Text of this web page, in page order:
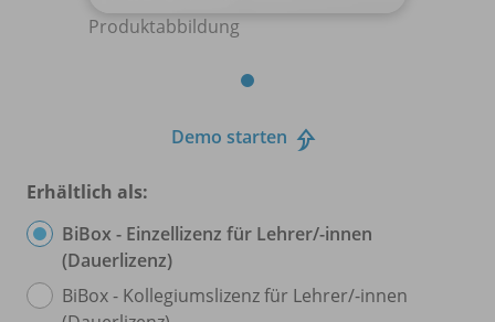
Produktabbildung
Demo starten
Erhältlich als:
BiBox - Einzellizenz für Lehrer/-innen
(Dauerlizenz)
BiBox - Kollegiumslizenz für Lehrer/-innen